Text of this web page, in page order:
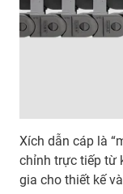
Xích dẫn cáp là
chỉnh trực tiếp từ
gia cho thiết kế